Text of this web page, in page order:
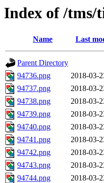
Index of /tms/
Name Last
Parent Directory
94736.png
2018-03-
94737.png
2018-03-
94738.png
2018-03-
94739.png
2018-03-
94740.png
2018-03-
94741.png
2018-03-
94742.png
2018-03-
94743.png
2018-03-
94744.png
2018-03-